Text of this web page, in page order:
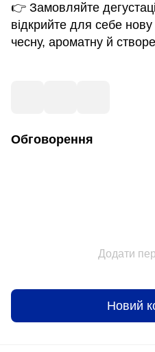
👉 Замовляйте
відкрийте для себе нову
чесну, ароматну й
Обговорення
Додати
Новий